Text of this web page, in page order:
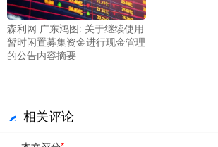
森利网 广东鸿图: 关于继续使用
暂时闲置募集资金进行现金管理
的公告内容摘要
相关评论